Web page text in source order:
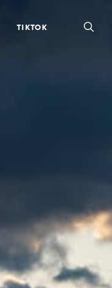
TIKTOK